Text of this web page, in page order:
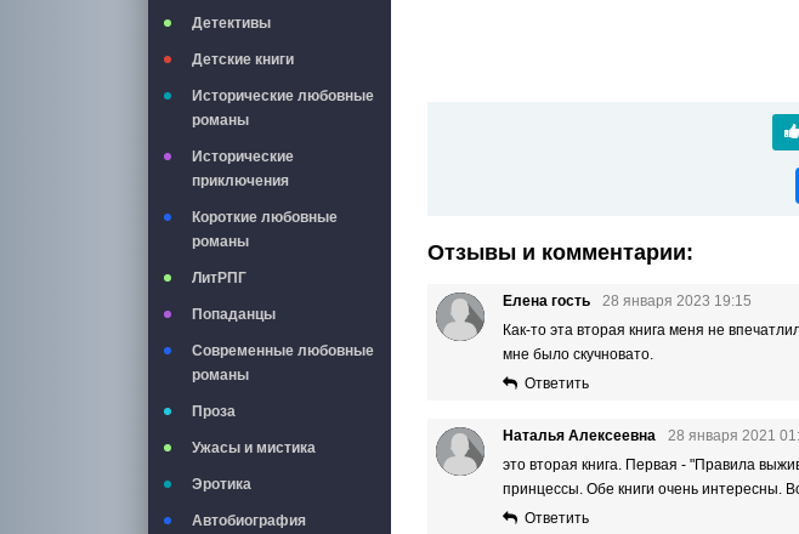
Детективы
Детские книги
Исторические любовные
романы
Исторические
приключения
Короткие любовные
романы
ЛитРПГ
Попаданцы
Современные любовные
романы
Проза
Ужасы и мистика
Эротика
Автобиография
Отзывы и комментарии:
Елена гость
28 января 2023 19:15
Как-то эта вторая книга меня не
мне было скучновато.
Ответить
Наталья Алексеевна
28 января 2021
это вторая книга. Первая - "Правила
принцессы. Обе книги очень интересны.
Ответить